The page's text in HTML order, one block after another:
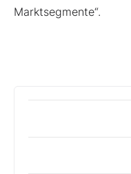
Marktsegmente“.